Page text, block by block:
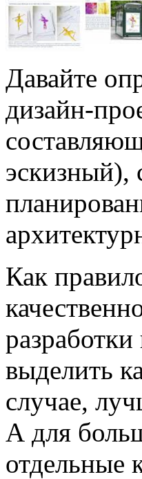
Давайте
дизайн-
эскизный),
Как
выделить
случае,
А для
отдельные